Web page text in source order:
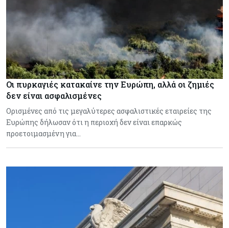
Οι πυρκαγιές κατακαίνε την Ευρώπη, αλλά οι ζημιές
δεν είναι ασφαλισμένες
Ορισμένες από τις μεγαλύτερες ασφαλιστικές εταιρείες της
Ευρώπης δήλωσαν ότι η περιοχή δεν είναι επαρκώς
προετοιμασμένη για…